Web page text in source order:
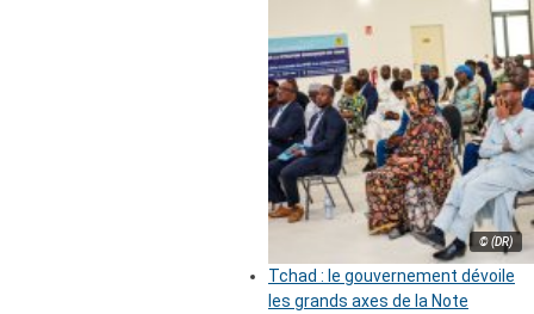
© (DR)
Tchad : le gouvernement dévoile
les grands axes de la Note